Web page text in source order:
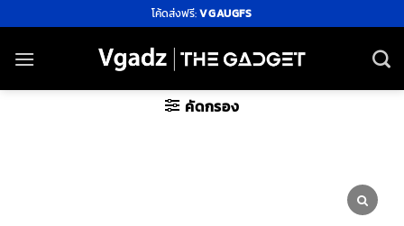
ไป
ยัง
โค้ดส่งฟรี:VGAUGFS
คัดกรอง